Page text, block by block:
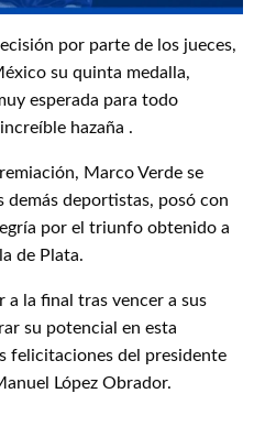
por parte de los jueces,
su quinta medalla,
esperada para todo
hazaña .
Marco Verde se
deportistas, posó con
por el triunfo obtenido a
de Plata.
a la final tras vencer a sus
su potencial en esta
felicitaciones del presidente
López Obrador.